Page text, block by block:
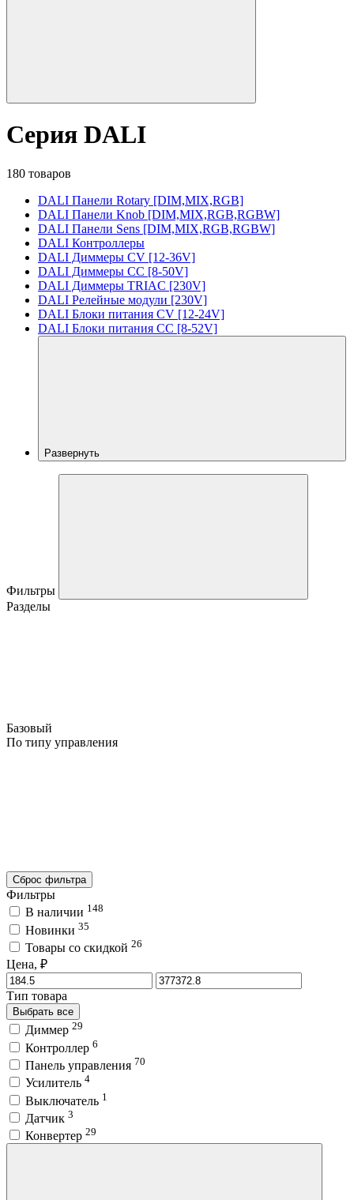
Серия DALI
180 товаров
DALI Панели Rotary [DIM,MIX,RGB]
DALI Панели Knob [DIM,MIX,RGB,RGBW]
DALI Панели Sens [DIM,MIX,RGB,RGBW]
DALI Контроллеры
DALI Диммеры CV [12-36V]
DALI Диммеры CC [8-50V]
DALI Диммеры TRIAC [230V]
DALI Релейные модули [230V]
DALI Блоки питания CV [12-24V]
DALI Блоки питания CC [8-52V]
Развернуть
Фильтры
Разделы
Базовый
По типу управления
Сброс фильтра
Фильтры
В наличии 148
Новинки 35
Товары со скидкой 26
Цена, ₽
Тип товара
Выбрать все
Диммер 29
Контроллер 6
Панель управления 70
Усилитель 4
Выключатель 1
Датчик 3
Конвертер 29